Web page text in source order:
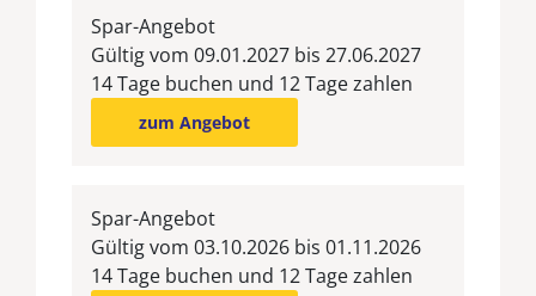
Spar-Angebot
Gültig vom 09.01.2027 bis 27.06.2027
14 Tage buchen und 12 Tage zahlen
zum Angebot
Spar-Angebot
Gültig vom 03.10.2026 bis 01.11.2026
14 Tage buchen und 12 Tage zahlen